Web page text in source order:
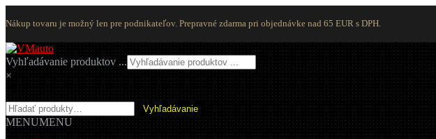
Nákup tovaru je možný len pre podnikateľov. Prepravné zdarma pri objednávke nad 65 EUR s DPH.
Preskočiť
na
navigáciu
Preskočiť
na
obsah
Vyhľadávanie produktov ...
×
Hľadať: Vyhľadávanie
MENUMENU